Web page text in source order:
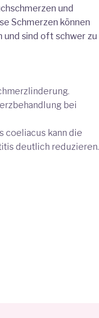
und
Schmerzen können
sind oft schwer zu
bei
coeliacus kann die
deutlich reduzieren.